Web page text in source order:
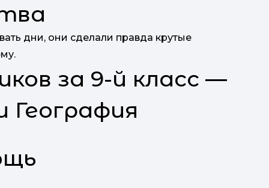
дни, они сделали правда крутые
за 9-й класс —